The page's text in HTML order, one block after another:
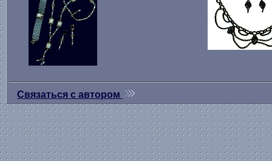
Связаться с автором